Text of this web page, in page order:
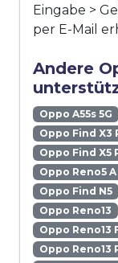
Eingabe >
per E-Mail
Andere
Oppo A55s 5G
Oppo Find X3
Oppo Find X5
Oppo Reno5 A
Oppo Find N5
Oppo Reno13
Oppo Reno13
Oppo Reno13